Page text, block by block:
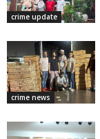
crime update
crime news